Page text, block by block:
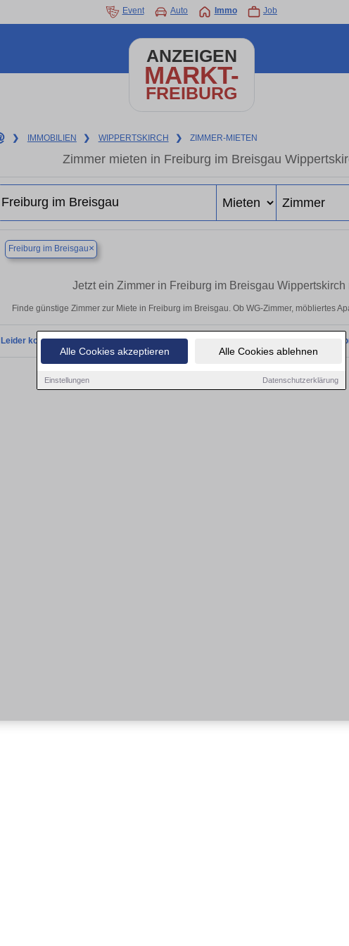
Alle Cookies akzeptieren Alle Cookies ablehnen
Einstellungen Datenschutzerklärung
Event Auto Immo Job
ANZEIGEN
MARKT-
FREIBURG
❯ IMMOBILIEN ❯ WIPPERTSKIRCH ❯ ZIMMER-MIETEN
Zimmer mieten in Freiburg im Breisgau
Freiburg im Breisgau×
Jetzt ein Zimmer in Freiburg im Breisgau
Finde günstige Zimmer zur Miete in Freiburg im Breisgau. Ob WG-Zimmer, möbliertes
Leider konnten wir derzeit keine passenden Objekte finden. Schauen Sie bald wieder